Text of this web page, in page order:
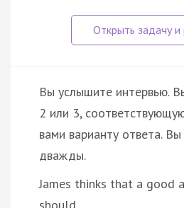
Вы услышите интервью.
2 или 3,
вами варианту ответа.
дважды.
James thinks that a good
should ...